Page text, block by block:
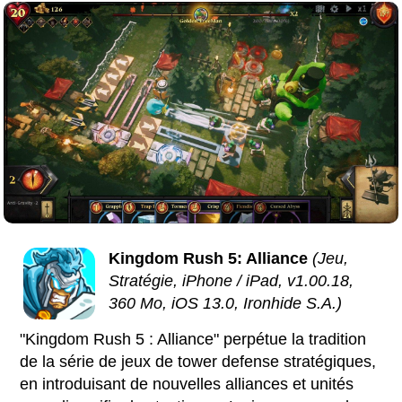
Kingdom Rush 5: Alliance (Jeu,
Stratégie, iPhone / iPad, v1.00.18,
360 Mo, iOS 13.0, Ironhide S.A.)
"Kingdom Rush 5 : Alliance" perpétue la tradition
de la série de jeux de tower defense stratégiques,
en introduisant de nouvelles alliances et unités